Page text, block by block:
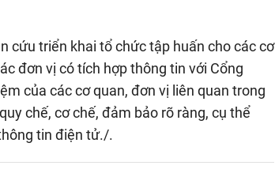
cứu triển khai tổ chức tập huấn cho các cơ
đơn vị có tích hợp thông tin với Cổng
của các cơ quan, đơn vị liên quan trong
chế, cơ chế, đảm bảo rõ ràng, cụ thể
tin điện tử./.